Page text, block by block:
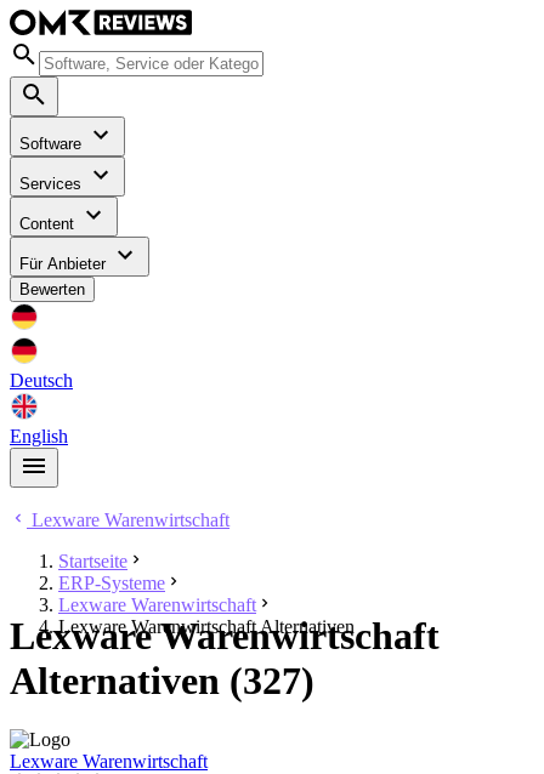
Software
Services
Content
Für Anbieter
Bewerten
Deutsch
English
Lexware Warenwirtschaft
Startseite
ERP-Systeme
Lexware Warenwirtschaft
Lexware Warenwirtschaft Alternativen
Lexware Warenwirtschaft
Alternativen (327)
Lexware Warenwirtschaft